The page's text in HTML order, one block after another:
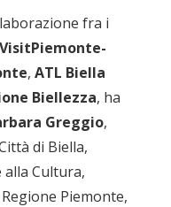
fra i
VisitPiemonte-
, ATL Biella
Biellezza, ha
Greggio,
di Biella,
alla Cultura,
Piemonte,